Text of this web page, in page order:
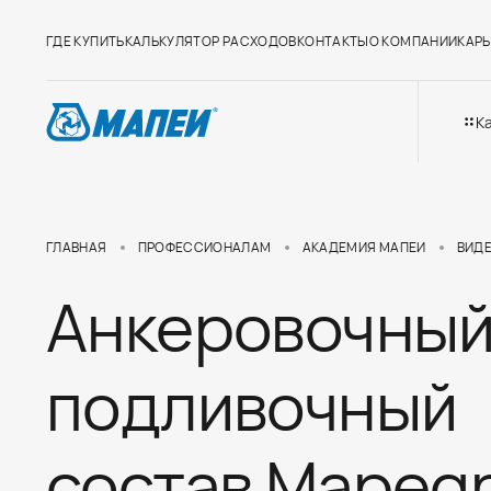
ГДЕ КУПИТЬКАЛЬКУЛЯТОР РАСХОДОВКОНТАКТЫО КОМПАНИИ
ГЛАВНАЯ ПРОФЕССИОНАЛАМ АКАДЕМИЯ МАПЕИ
подливочный